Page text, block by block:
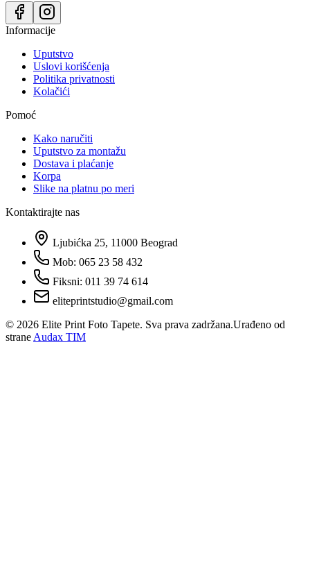
Informacije
Uputstvo
Uslovi korišćenja
Politika privatnosti
Kolačići
Pomoć
Kako naručiti
Uputstvo za montažu
Dostava i plaćanje
Korpa
Slike na platnu po meri
Kontaktirajte nas
Ljubićka 25, 11000 Beograd
Mob: 065 23 58 432
Fiksni: 011 39 74 614
eliteprintstudio@gmail.com
© 2026 Elite Print Foto Tapete. Sva prava zadržana.Urađeno od
strane Audax TIM